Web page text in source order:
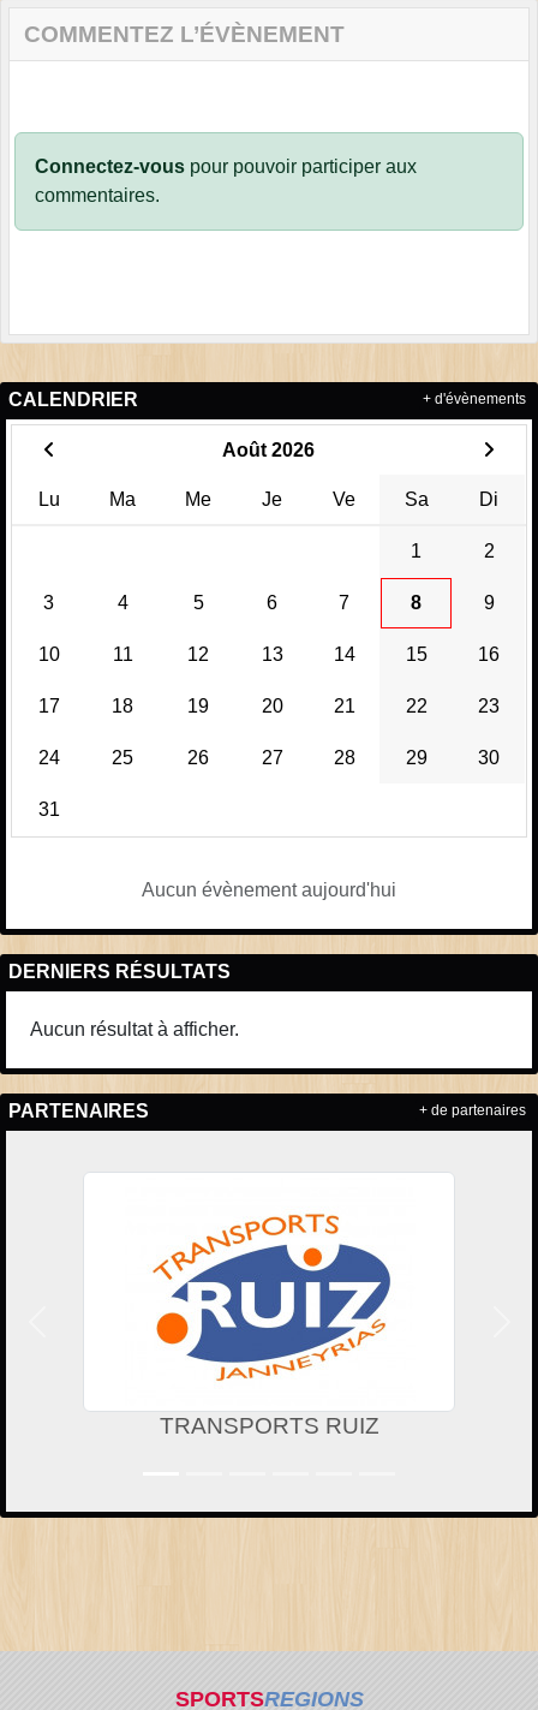
COMMENTEZ L’ÉVÈNEMENT
Connectez-vous pour pouvoir participer aux
commentaires.
CALENDRIER
Août 2026
Lu Ma Me Je Ve Sa Di
1 2
3 4 5 6 7 8 9
10 11 12 13 14 15 16
17 18 19 20 21 22 23
24 25 26 27 28 29 30
31
Aucun évènement aujourd'hui
+ d'évènements
DERNIERS RÉSULTATS
Aucun résultat à afficher.
PARTENAIRES
TRANSPORTS RUIZ
+ de partenaires
SPORTSREGIONS